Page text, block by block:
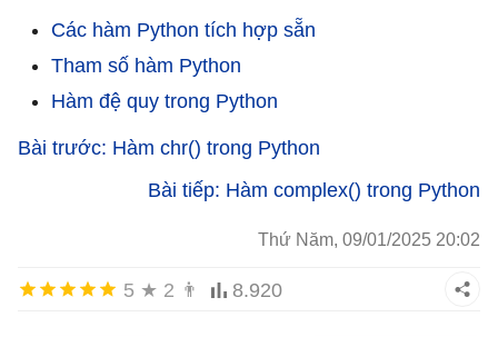
Các hàm Python tích hợp sẵn
Tham số hàm Python
Hàm đệ quy trong Python
Bài trước: Hàm chr() trong Python
Bài tiếp: Hàm complex() trong Python
Thứ Năm, 09/01/2025 20:02
5 ★ 2 👨 8.920